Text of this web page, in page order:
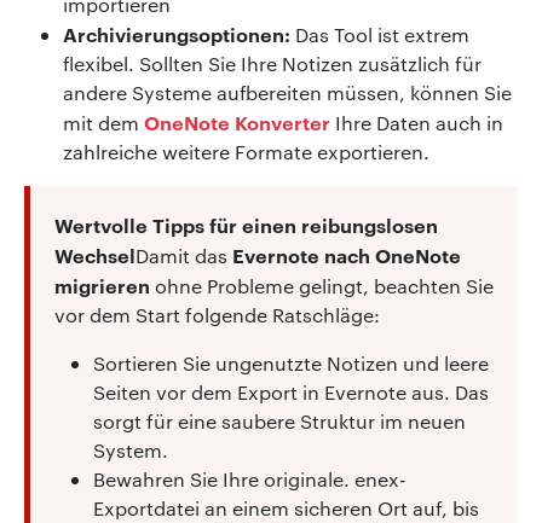
Archivierungsoptionen: Das Tool ist extrem
flexibel. Sollten Sie Ihre Notizen zusätzlich für
andere Systeme aufbereiten müssen, können Sie
mit dem OneNote Konverter Ihre Daten auch in
zahlreiche weitere Formate exportieren.
Wertvolle Tipps für einen reibungslosen
WechselDamit das Evernote nach OneNote
migrieren ohne Probleme gelingt, beachten Sie
vor dem Start folgende Ratschläge:
Sortieren Sie ungenutzte Notizen und leere
Seiten vor dem Export in Evernote aus. Das
sorgt für eine saubere Struktur im neuen
System.
Bewahren Sie Ihre originale. enex-
Exportdatei an einem sicheren Ort auf, bis